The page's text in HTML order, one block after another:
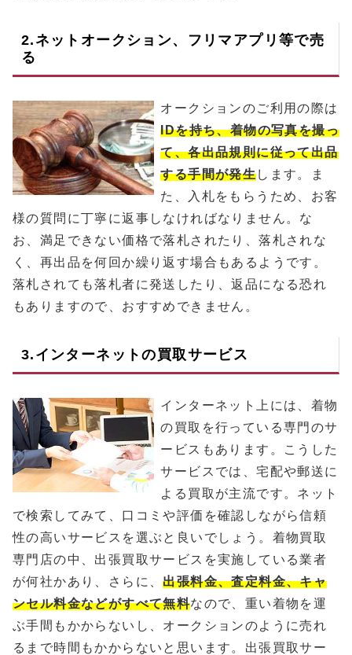
2.ネットオークション、フリマアプリ等で売
る
オークションのご利用の際は
IDを持ち、着物の写真を撮っ
て、各出品規則に従って出品
する手間が発生します。ま
た、入札をもらうため、お客
様の質問に丁寧に返事しなければなりません。な
お、満足できない価格で落札されたり、落札されな
く、再出品を何回か繰り返す場合もあるようです。
落札されても落札者に発送したり、返品になる恐れ
もありますので、おすすめできません。
3.インターネットの買取サービス
インターネット上には、着物
の買取を行っている専門のサ
ービスもあります。こうした
サービスでは、宅配や郵送に
よる買取が主流です。ネット
で検索してみて、口コミや評価を確認しながら信頼
性の高いサービスを選ぶと良いでしょう。着物買取
専門店の中、出張買取サービスを実施している業者
が何社かあり、さらに、出張料金、査定料金、キャ
ンセル料金などがすべて無料なので、重い着物を運
ぶ手間もかからないし、オークションのように売れ
るまで時間もかからないと思います。出張買取サー